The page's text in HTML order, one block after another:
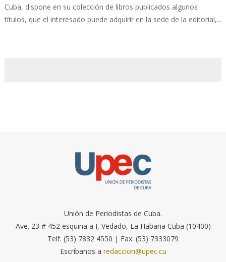
Cuba, dispone en su colección de libros publicados algunos
títulos, que el interesado puede adquirir en la sede de la editorial,...
Unión de Periodistas de Cuba.
Ave. 23 # 452 esquina a I, Vedado, La Habana Cuba (10400)
Telf. (53) 7832 4550 | Fax: (53) 7333079
Escríbanos a redaccion@upec.cu